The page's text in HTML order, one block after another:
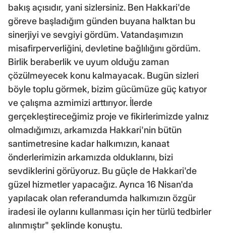
bakış açısıdır, yani sizlersiniz. Ben Hakkari'de
göreve başladığım günden buyana halktan bu
sinerjiyi ve sevgiyi gördüm. Vatandaşımızın
misafirperverliğini, devletine bağlılığını gördüm.
Birlik beraberlik ve uyum olduğu zaman
çözülmeyecek konu kalmayacak. Bugün sizleri
böyle toplu görmek, bizim gücümüze güç katıyor
ve çalışma azmimizi arttırıyor. İlerde
gerçekleştireceğimiz proje ve fikirlerimizde yalnız
olmadığımızı, arkamızda Hakkari'nin bütün
santimetresine kadar halkımızın, kanaat
önderlerimizin arkamızda olduklarını, bizi
sevdiklerini görüyoruz. Bu güçle de Hakkari'de
güzel hizmetler yapacağız. Ayrıca 16 Nisan'da
yapılacak olan referandumda halkımızın özgür
iradesi ile oylarını kullanması için her türlü tedbirler
alınmıştır" şeklinde konuştu.